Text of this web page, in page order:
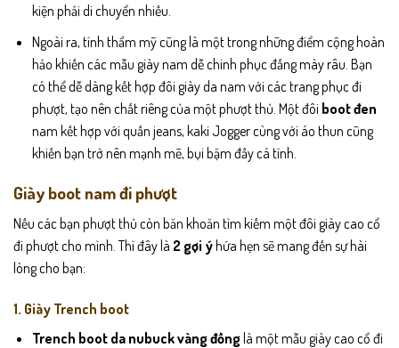
kiện phải di chuyển nhiều.
Ngoài ra, tính thẩm mỹ cũng là một trong những điểm cộng hoàn
hảo khiến các mẫu giày nam dễ chinh phục đấng mày râu. Bạn
có thể dễ dàng kết hợp đôi giày da nam với các trang phục đi
phượt, tạo nên chất riêng của một phượt thủ. Một đôi boot đen
nam kết hợp với quần jeans, kaki Jogger cùng với áo thun cũng
khiến bạn trở nên mạnh mẽ, bụi bặm đầy cá tính.
Giày boot nam đi phượt
Nếu các bạn phượt thủ còn băn khoăn tìm kiếm một đôi giày cao cổ
đi phượt cho mình. Thì đây là 2 gợi ýhứa hẹn sẽ mang đến sự hài
lòng cho bạn:
1. Giày Trench boot
Trench boot da nubuck vàng đồnglà một mẫu giày cao cổ đi